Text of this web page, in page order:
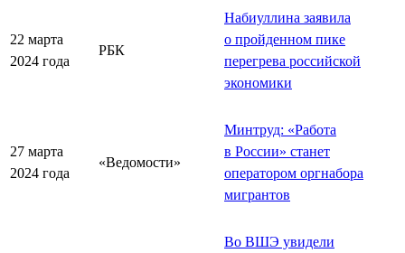
22 марта
2024 года
РБК
Набиуллина заявила
о пройденном пике
перегрева российской
экономики
27 марта
2024 года
«Ведомости»
Минтруд: «Работа
в России» станет
оператором оргнабора
мигрантов
Во ВШЭ увидели